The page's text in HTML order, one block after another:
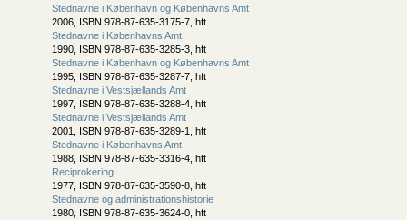
Stednavne i København og Københavns Amt
2006, ISBN 978-87-635-3175-7, hft
Stednavne i Københavns Amt
1990, ISBN 978-87-635-3285-3, hft
Stednavne i København og Københavns Amt
1995, ISBN 978-87-635-3287-7, hft
Stednavne i Vestsjællands Amt
1997, ISBN 978-87-635-3288-4, hft
Stednavne i Vestsjællands Amt
2001, ISBN 978-87-635-3289-1, hft
Stednavne i Københavns Amt
1988, ISBN 978-87-635-3316-4, hft
Reciprokering
1977, ISBN 978-87-635-3590-8, hft
Stednavne og administrationshistorie
1980, ISBN 978-87-635-3624-0, hft